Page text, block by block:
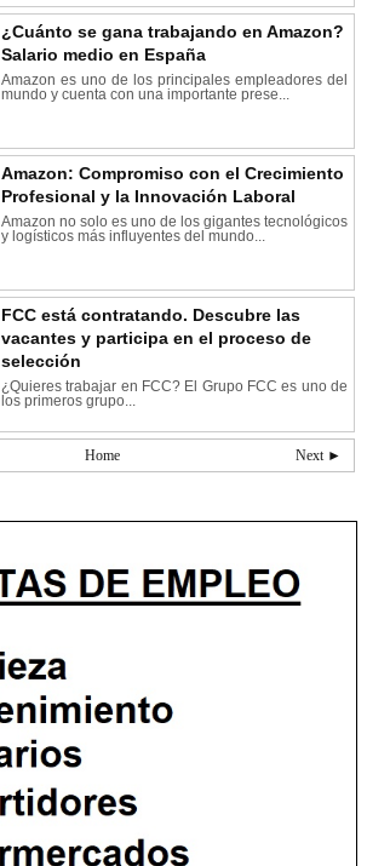
¿Cuánto se gana trabajando en Amazon?
Salario medio en España
Amazon es uno de los principales empleadores del
mundo y cuenta con una importante prese...
Amazon: Compromiso con el Crecimiento
Profesional y la Innovación Laboral
Amazon no solo es uno de los gigantes tecnológicos
y logísticos más influyentes del mundo...
FCC está contratando. Descubre las
vacantes y participa en el proceso de
selección
¿Quieres trabajar en FCC? El Grupo FCC es uno de
los primeros grupo...
Next ►
Home